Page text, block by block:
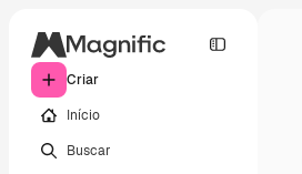
Criar
Início
Buscar